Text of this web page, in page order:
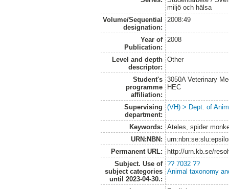
miljö och hälsa
Volume/Sequential
designation:
2008:49
Year of
Publication:
2008
Level and depth
descriptor:
Other
Student's
programme
affiliation:
3050A Veterinary
HEC
Supervising
department:
(VH) > Dept. of
Keywords:
Ateles, spider
URN:NBN:
Permanent URL:
http://urn.kb.se/
Subject. Use of
subject categories
until 2023-04-30.:
?? 7032 ??
Animal taxonomy